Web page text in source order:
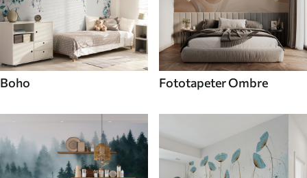
Boho Fototapeter Ombre